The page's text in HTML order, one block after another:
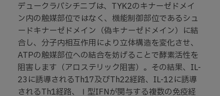
デュークラバシチニブは、TYK2のキナーゼドメイ
ン内の触媒部位ではなく、機能制御部位であるシュ
ードキナーゼドメイン（偽キナーゼドメイン）に結
合し、分子内相互作用により立体構造を変化させ、
ATPの触媒部位への結合を妨げることで酵素活性を
阻害します（アロステリック阻害）。その結果、IL-
23に誘導されるTh17及びTh22経路、IL-12に誘導
されるTh1経路、Ⅰ型IFNが関与する複数の免疫経